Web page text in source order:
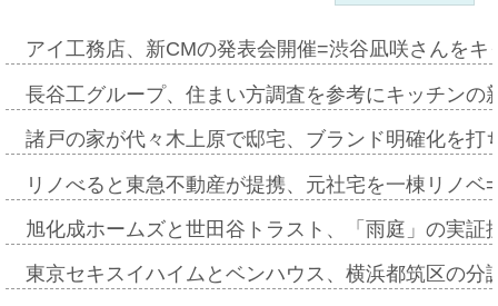
アイ工務店、新CMの発表会開催=渋谷凪咲さんを
長谷工グループ、住まい方調査を参考にキッチン
諸戸の家が代々木上原で邸宅、ブランド明確化を
リノべると東急不動産が提携、元社宅を一棟リノ
旭化成ホームズと世田谷トラスト、「雨庭」の実
東京セキスイハイムとベンハウス、横浜都筑区の